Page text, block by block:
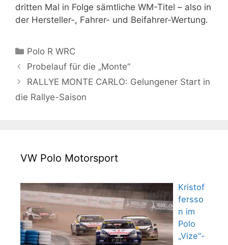
dritten Mal in Folge sämtliche WM-Titel – also in
der Hersteller-, Fahrer- und Beifahrer-Wertung.
Kategorien
Polo R WRC
Probelauf für die „Monte“
RALLYE MONTE CARLO: Gelungener Start in
die Rallye-Saison
VW Polo Motorsport
Kristof
fersso
n im
Polo
„Vize“-